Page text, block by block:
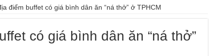
điểm buffet có giá bình dân ăn “ná thở” ở TPHCM
có giá bình dân ăn “ná thở”